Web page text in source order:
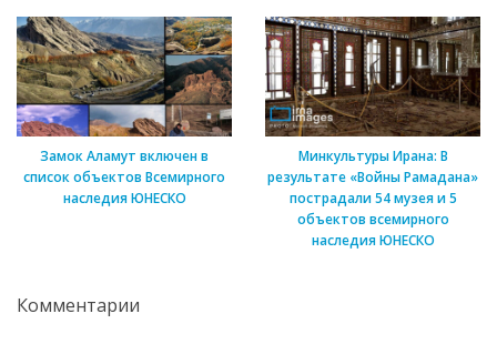
Замок Аламут включен в
список объектов Всемирного
наследия ЮНЕСКО
Минкультуры Ирана: В
результате «Войны Рамадана»
пострадали 54 музея и 5
объектов всемирного
наследия ЮНЕСКО
Комментарии